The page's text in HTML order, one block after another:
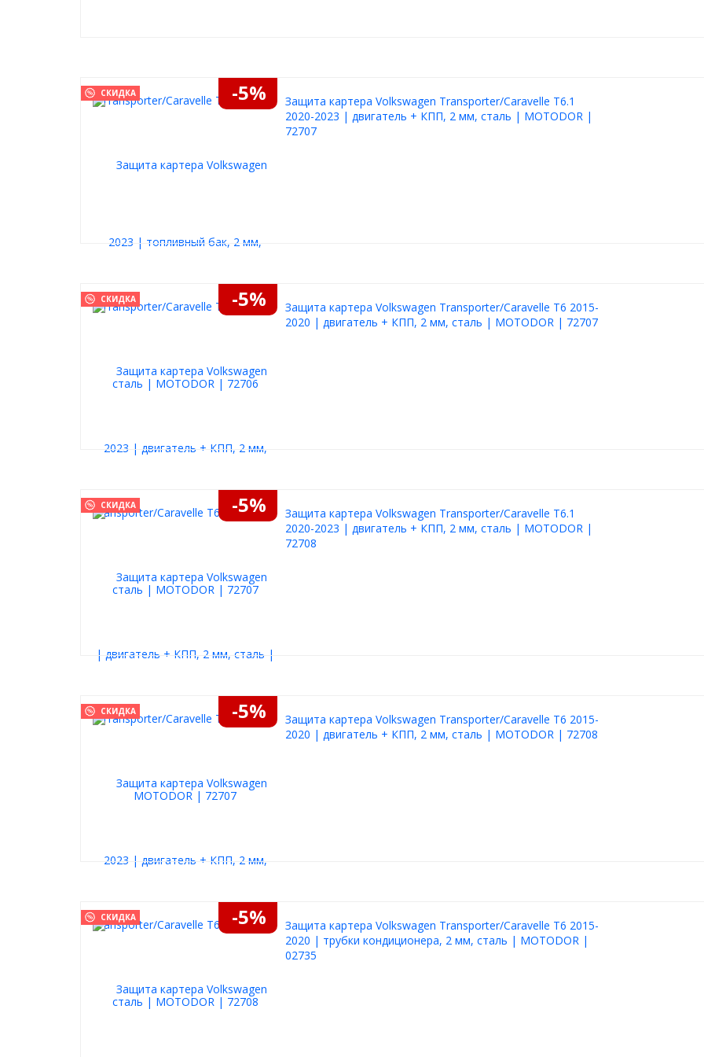
СКИДКА -5%
Защита картера Volkswagen Transporter/Caravelle T6.1
2020-2023 | двигатель + КПП, 2 мм, сталь | MOTODOR |
72707
СКИДКА -5%
Защита картера Volkswagen Transporter/Caravelle T6 2015-
2020 | двигатель + КПП, 2 мм, сталь | MOTODOR | 72707
СКИДКА -5%
Защита картера Volkswagen Transporter/Caravelle T6.1
2020-2023 | двигатель + КПП, 2 мм, сталь | MOTODOR |
72708
СКИДКА -5%
Защита картера Volkswagen Transporter/Caravelle T6 2015-
2020 | двигатель + КПП, 2 мм, сталь | MOTODOR | 72708
СКИДКА -5%
Защита картера Volkswagen Transporter/Caravelle T6 2015-
2020 | трубки кондиционера, 2 мм, сталь | MOTODOR |
02735